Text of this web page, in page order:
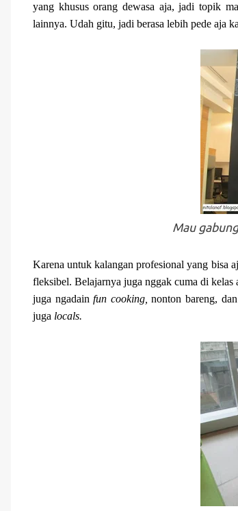
yang khusus orang dewasa aja, jadi topik
lainnya. Udah gitu, jadi berasa lebih pede aja
Mau
Karena untuk kalangan profesional yang bisa
fleksibel. Belajarnya juga nggak cuma di kelas
juga ngadainfun cooking,nonton bareng,
juga locals.